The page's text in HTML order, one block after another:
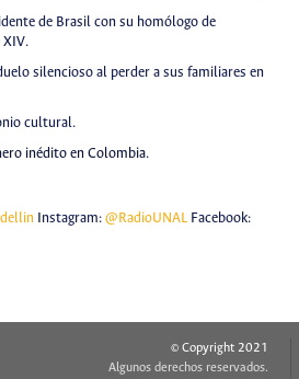
de Brasil con su homólogo de
XIV.
silencioso al perder a sus familiares en
cultural.
inédito en Colombia.
Instagram: @RadioUNALFacebook:
© Copyright 2021
Algunos derechos reservados.